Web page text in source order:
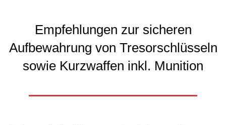
Empfehlungen zur sicheren
Aufbewahrung von Tresorschlüsseln
sowie Kurzwaffen inkl. Munition